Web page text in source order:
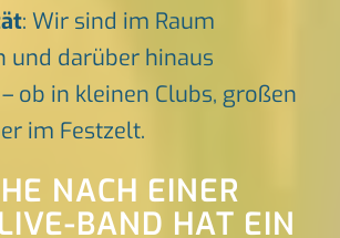
: Wir sind im Raum
und darüber hinaus
ob in kleinen Clubs, großen
im Festzelt.
NACH EINER
BAND HAT EIN